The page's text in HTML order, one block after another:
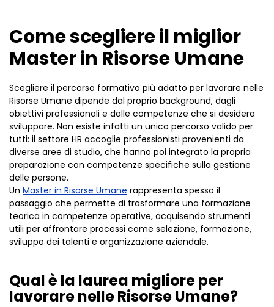
Come scegliere il miglior
Master in Risorse Umane
Scegliere il percorso formativo più adatto per lavorare nelle
Risorse Umane dipende dal proprio background, dagli
obiettivi professionali e dalle competenze che si desidera
sviluppare. Non esiste infatti un unico percorso valido per
tutti: il settore HR accoglie professionisti provenienti da
diverse aree di studio, che hanno poi integrato la propria
preparazione con competenze specifiche sulla gestione
delle persone.
Un Master in Risorse Umane rappresenta spesso il
passaggio che permette di trasformare una formazione
teorica in competenze operative, acquisendo strumenti
utili per affrontare processi come selezione, formazione,
sviluppo dei talenti e organizzazione aziendale.
Qual è la laurea migliore per
lavorare nelle Risorse Umane?